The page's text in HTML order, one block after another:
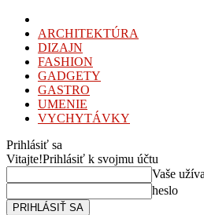
ARCHITEKTÚRA
DIZAJN
FASHION
GADGETY
GASTRO
UMENIE
VYCHYTÁVKY
Prihlásiť sa
Vitajte!Prihlásiť k svojmu účtu
Vaše
heslo